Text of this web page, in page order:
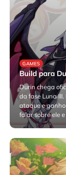
GAMES
Build para
Durin chega
da fase Luna
ataque e
falar sobre ele